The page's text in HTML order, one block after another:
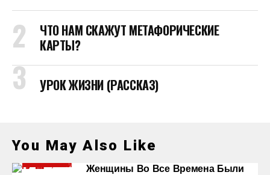
ЧТО НАМ СКАЖУТ МЕТАФОРИЧЕСКИЕ
КАРТЫ?
УРОК ЖИЗНИ (РАССКАЗ)
You May Also Like
Женщины Во Все Времена Были